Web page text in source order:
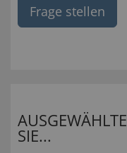
Frage stellen
SIE...